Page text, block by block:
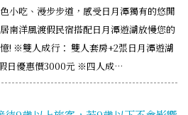
小吃、漫步步道，感受日月潭獨有的悠閒
南洋風渡假民宿搭配日月潭遊湖放慢您的
! ※雙人成行： 雙人套房+2張日月潭遊湖
日優惠價3000元 ※四人成…